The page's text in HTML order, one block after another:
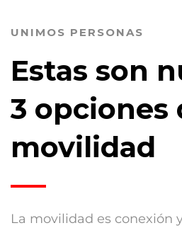
UNIMOS PERSONAS
Estas son
3 opciones
movilidad
La movilidad es conexión